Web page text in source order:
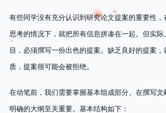
有些同学没有充分认识到研究论文提案的重要性
思考的情况下，就把所有信息拼凑在一起。但实
目，必须撰写一份出色的提案。缺乏良好的提案
质，提案很可能会被拒绝。
在动笔前，我们需要掌握基本组成部分。在撰写
明确的大纲至关重要。基本结构如下：